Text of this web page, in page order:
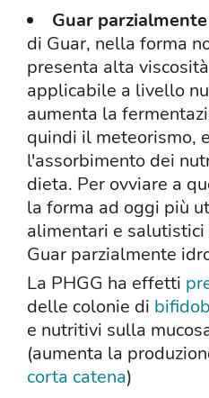
Guar
di Guar, nella forma
presenta alta
applicabile a livello
aumenta la
quindi il meteorismo,
l'assorbimento dei
dieta. Per ovviare a
la forma ad oggi più
alimentari e
Guar parzialmente
La PHGG ha effetti
delle colonie di
e nutritivi sulla
(aumenta la
corta catena)